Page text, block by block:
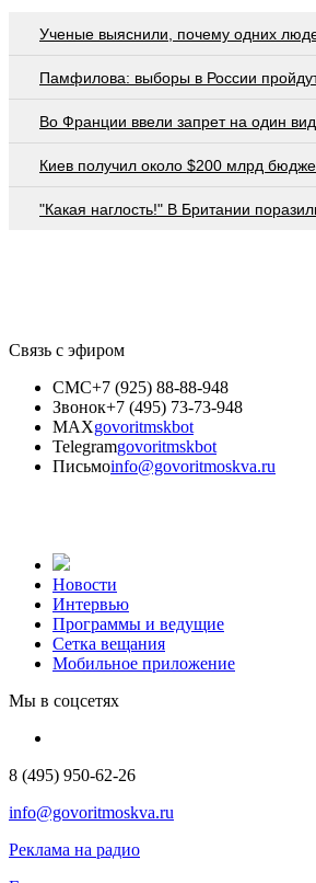
Ученые выяснили, почему одних
Памфилова: выборы в России
Во Франции ввели запрет на один
Киев получил около $200 млрд
"Какая наглость!" В Британии
Связь с эфиром
СМС+7 (925) 88-88-948
Звонок+7 (495) 73-73-948
MAXgovoritmskbot
Telegramgovoritmskbot
Письмоinfo@govoritmoskva.ru
Новости
Интервью
Программы и ведущие
Сетка вещания
Мобильное приложение
Мы в соцсетях
8 (495) 950-62-26
info@govoritmoskva.ru
Реклама на радио